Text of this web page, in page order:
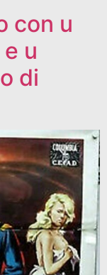
con u
u
di